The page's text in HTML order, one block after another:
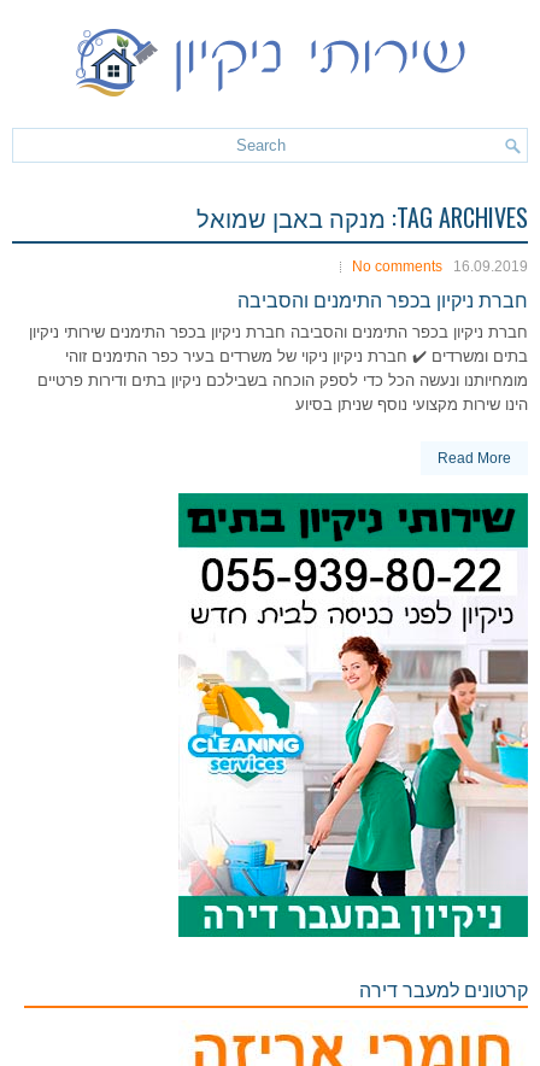
TAG ARCHIVES: מנקה באבן שמואל
16.09.2019
No comments
חברת ניקיון בכפר התימנים והסביבה
חברת ניקיון בכפר התימנים והסביבה חברת ניקיון בכפר התימנים שירותי ניקיון
בתים ומשרדים ✔️ חברת ניקיון ניקוי של משרדים בעיר כפר התימנים זוהי
מומחיותנו ונעשה הכל כדי לספק הוכחה בשבילכם ניקיון בתים ודירות פרטיים
הינו שירות מקצועי נוסף שניתן בסיוע
Read More
קרטונים למעבר דירה